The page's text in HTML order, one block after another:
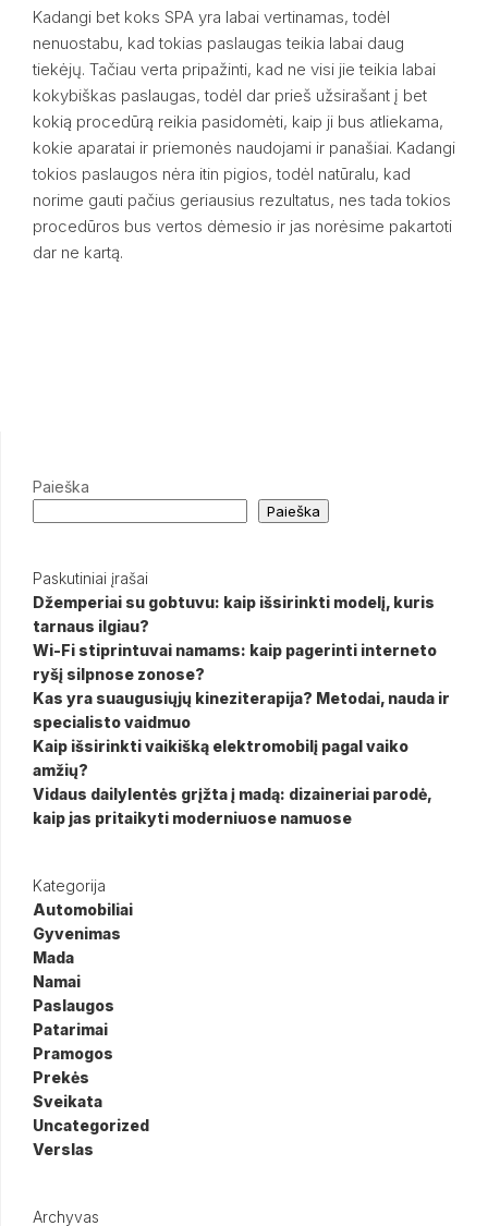
Kadangi bet koks SPA yra labai vertinamas, todėl
nenuostabu, kad tokias paslaugas teikia labai daug
tiekėjų. Tačiau verta pripažinti, kad ne visi jie teikia labai
kokybiškas paslaugas, todėl dar prieš užsirašant į bet
kokią procedūrą reikia pasidomėti, kaip ji bus atliekama,
kokie aparatai ir priemonės naudojami ir panašiai. Kadangi
tokios paslaugos nėra itin pigios, todėl natūralu, kad
norime gauti pačius geriausius rezultatus, nes tada tokios
procedūros bus vertos dėmesio ir jas norėsime pakartoti
dar ne kartą.
Paieška
Paieška
Paskutiniai įrašai
Džemperiai su gobtuvu: kaip išsirinkti modelį, kuris
tarnaus ilgiau?
Wi-Fi stiprintuvai namams: kaip pagerinti interneto
ryšį silpnose zonose?
Kas yra suaugusiųjų kineziterapija? Metodai, nauda ir
specialisto vaidmuo
Kaip išsirinkti vaikišką elektromobilį pagal vaiko
amžių?
Vidaus dailylentės grįžta į madą: dizaineriai parodė,
kaip jas pritaikyti moderniuose namuose
Kategorija
Automobiliai
Gyvenimas
Mada
Namai
Paslaugos
Patarimai
Pramogos
Prekės
Sveikata
Uncategorized
Verslas
Archyvas